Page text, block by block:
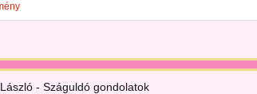
- Száguldó gondolatok